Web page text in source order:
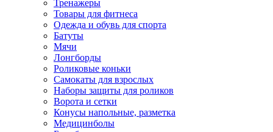
Тренажеры
Товары для фитнеса
Одежда и обувь для спорта
Батуты
Мячи
Лонгборды
Роликовые коньки
Самокаты для взрослых
Наборы защиты для роликов
Ворота и сетки
Конусы напольные, разметка
Медицинболы